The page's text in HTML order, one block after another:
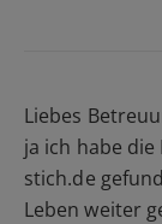
Liebes
ja ich habe
stich.de
Leben weiter